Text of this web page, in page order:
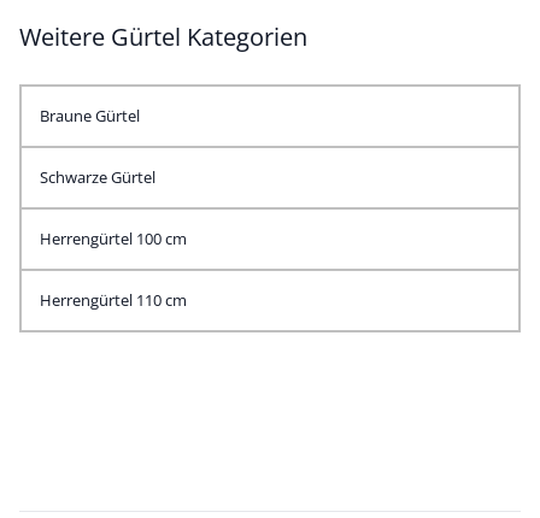
Weitere Gürtel Kategorien
Braune Gürtel
Schwarze Gürtel
Herrengürtel 100 cm
Herrengürtel 110 cm